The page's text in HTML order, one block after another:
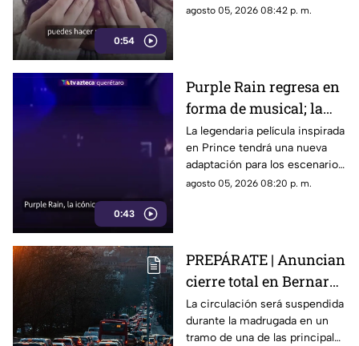
0:54
por largos periodos puede
agosto 05, 2026 08:42 p. m.
0:43
Purple Rain regresa en
forma de musical; la
historia de Prince
llegará renovada
La legendaria película inspirada
en Prince tendrá una nueva
adaptación para los escenarios
con un enfoque distinto al de
agosto 05, 2026 08:20 p. m.
PREPÁRATE | Anuncian
cierre total en Bernardo
Quintana; este será el
horario
La circulación será suspendida
durante la madrugada en un
tramo de una de las principales